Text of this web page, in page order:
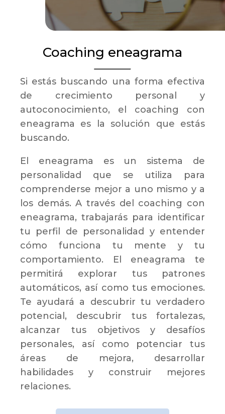
Coaching eneagrama
Si estás buscando una forma efectiva
de crecimiento personal y
autoconocimiento, el coaching con
eneagrama es la solución que estás
buscando.
El eneagrama es un sistema de
personalidad que se utiliza para
comprenderse mejor a uno mismo y a
los demás. A través del coaching con
eneagrama, trabajarás para identificar
tu perfil de personalidad y entender
cómo funciona tu mente y tu
comportamiento. El eneagrama te
permitirá explorar tus patrones
automáticos, así como tus emociones.
Te ayudará a descubrir tu verdadero
potencial, descubrir tus fortalezas,
alcanzar tus objetivos y desafíos
personales, así como potenciar tus
áreas de mejora, desarrollar
habilidades y construir mejores
relaciones.